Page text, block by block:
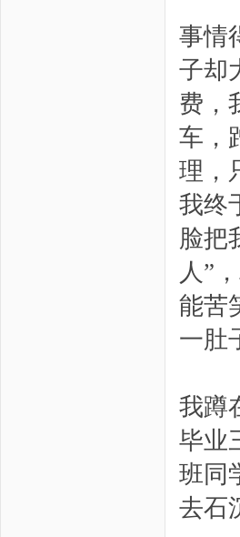
事情
子却
费，
车，
理，
我终
脸把
人”
能苦
一肚
我蹲
毕业
班同
去石